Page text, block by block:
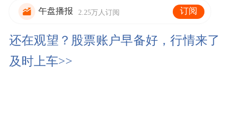
午盘播报 2.25万人订阅 订阅
还在观望？股票账户早备好，行情来了
及时上车>>